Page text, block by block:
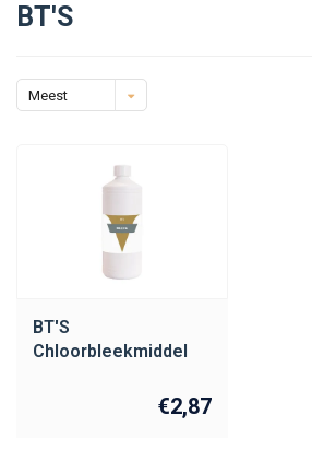
BT'S
Meest
BT'S
Chloorbleekmiddel
€2,87